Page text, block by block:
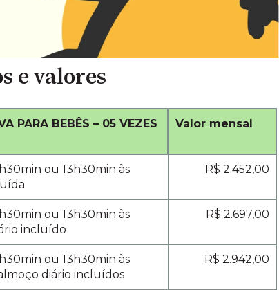
e valores
PARA BEBÊS – 05 VEZES
Valor mensal
ou 13h30min às
R$ 2.452,00
ou 13h30min às
incluído
R$ 2.697,00
ou 13h30min às
diário incluídos
R$ 2.942,00